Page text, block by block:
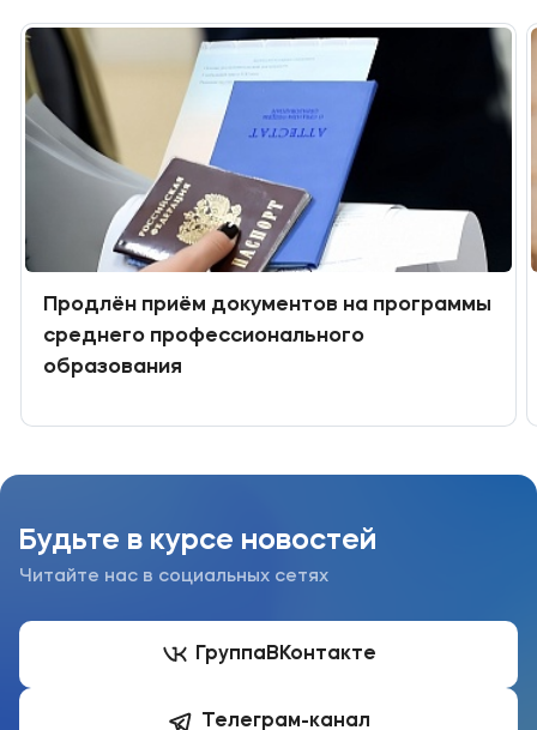
Мы в соцсетях
Подобрать программу
Продлён приём документов на программы
среднего профессионального
образования
Будьте в курсе новостей
Читайте нас в социальных сетях
Группа ВКонтакте
Телеграм-канал